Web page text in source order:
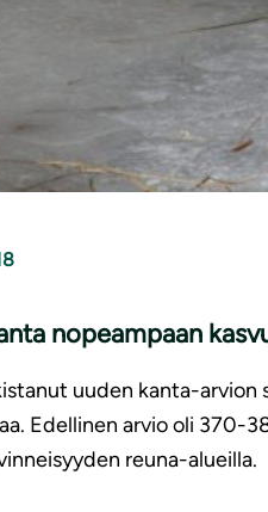
nopeampaan
uuden kanta-arvion
Edellinen arvio oli 370-
reuna-alueilla.